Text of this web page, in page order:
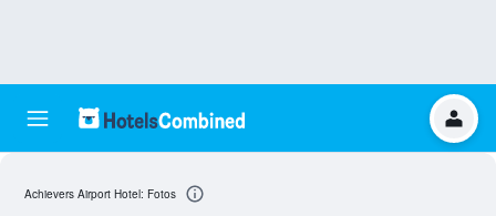
Achievers Airport Hotel: Fotos